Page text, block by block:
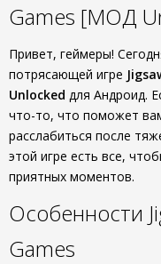
Games [МОД
Привет, геймеры!
потрясающей игре
Unlocked для Андроид.
что-то, что поможет
расслабиться после
этой игре есть все,
приятных моментов.
Особенности
Games